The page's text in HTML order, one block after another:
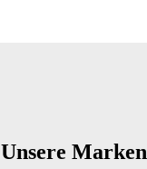
Unsere Marken